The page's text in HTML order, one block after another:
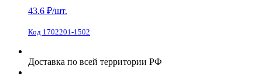
43.6 ₽/шт.
Код 1702201-1502
Доставка по всей территории РФ